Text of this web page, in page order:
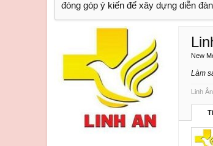
đóng góp ý kiến để xây dựng diễn
New
Làm
Linh